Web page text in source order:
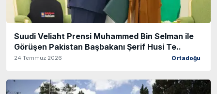
Suudi Veliaht Prensi Muhammed Bin Selman ile
Görüşen Pakistan Başbakanı Şerif Husi Te..
24 Temmuz 2026 Ortadoğu